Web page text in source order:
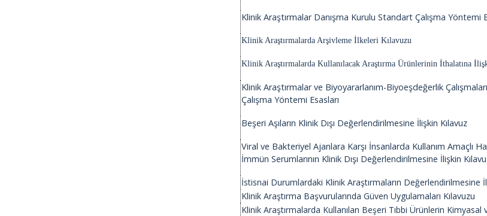
Klinik Araştırmalar Danışma Kurulu Standart Çalışma Yöntemi
Klinik Araştırmalarda Arşivleme İlkeleri Kılavuzu
Klinik Araştırmalarda Kullanılacak Araştırma Ürünlerinin İthalatına
Klinik Araştırmalar ve Biyoyararlanım-Biyoeşdeğerlik
Çalışma Yöntemi Esasları
Beşeri Aşıların Klinik Dışı Değerlendirilmesine İlişkin Kılavuz
Viral ve Bakteriyel Ajanlara Karşı İnsanlarda Kullanım Amaçlı
İmmün Serumlarının Klinik Dışı Değerlendirilmesine İlişkin
İstisnai Durumlardaki Klinik Araştırmaların Değerlendirilmesine
Klinik Araştırma Başvurularında Güven Uygulamaları Kılavuzu
Klinik Araştırmalarda Kullanılan Beşeri Tıbbi Ürünlerin